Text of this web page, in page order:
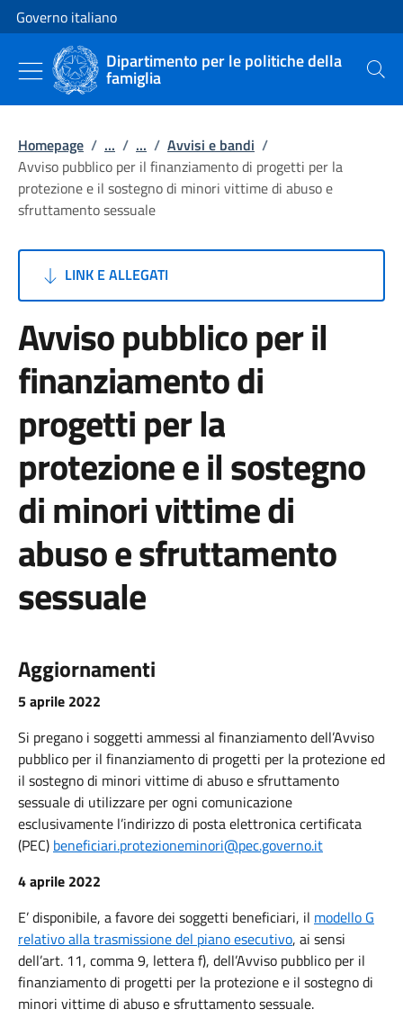
Vai al contenuto
Vai alla navigazione del sito
Governo italiano
Dipartimento per le politiche della
famiglia Cerca
Homepage / ... / ... / Avvisi e bandi /
Avviso pubblico per il finanziamento di progetti per la
protezione e il sostegno di minori vittime di abuso e
sfruttamento sessuale
LINK E ALLEGATI
Avviso pubblico per il
finanziamento di
progetti per la
protezione e il sostegno
di minori vittime di
abuso e sfruttamento
sessuale
Aggiornamenti
5 aprile 2022
Si pregano i soggetti ammessi al finanziamento dell’Avviso
pubblico per il finanziamento di progetti per la protezione ed
il sostegno di minori vittime di abuso e sfruttamento
sessuale di utilizzare per ogni comunicazione
esclusivamente l’indirizzo di posta elettronica certificata
(PEC) beneficiari.protezioneminori@pec.governo.it
4 aprile 2022
E’ disponibile, a favore dei soggetti beneficiari, il modello G
relativo alla trasmissione del piano esecutivo, ai sensi
dell’art. 11, comma 9, lettera f), dell’Avviso pubblico per il
finanziamento di progetti per la protezione e il sostegno di
minori vittime di abuso e sfruttamento sessuale.